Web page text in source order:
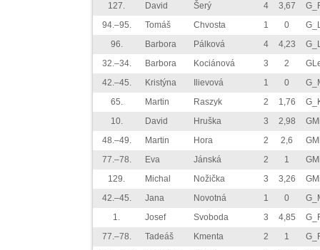
127.
David Šerý 4 3,67
94.–95.
Tomáš Chvosta 1 0
96.
Barbora Pálková 4 4,23
32.–34.
Barbora Kociánová 3 2
42.–45.
Kristýna Ilievová 1 0
65.
Martin Raszyk 2 1,76
10.
David Hruška 3 2,98
48.–49.
Martin Hora 2 2,6
77.–78.
Eva Jánská 2 1
129.
Michal Nožička 3 3,26
42.–45.
Jana Novotná 1 0
1.
Josef Svoboda 3 4,85
77.–78.
Tadeáš Kmenta 2 1